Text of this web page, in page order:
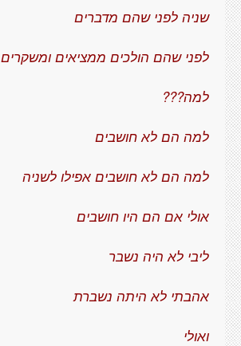
שניה לפני שהם מדברים
לפני שהם הולכים ממציאים ומשקרים
למה???
למה הם לא חושבים
למה הם לא חושבים אפילו לשניה
אולי אם הם היו חושבים
ליבי לא היה נשבר
אהבתי לא היתה נשברת
ואולי